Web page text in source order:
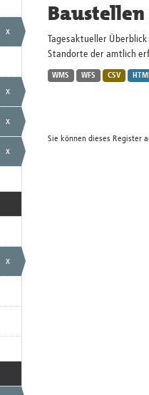
x
x
x
x
x
Baustellen
Tagesaktueller
Standorte der amtlich
WMS WFS CSV
Sie können dieses Register